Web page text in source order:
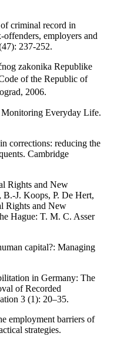
criminal record in
employers and
237-252.
zakonika Republike
of the Republic of
2006.
Everyday Life.
corrections: reducing the
Cambridge
Rights and New
B.-J. Koops, P. De Hert,
Rights and New
Hague: T. M. C. Asser
capital?: Managing
in Germany: The
of Recorded
3 (1): 20–35.
employment barriers of
strategies.